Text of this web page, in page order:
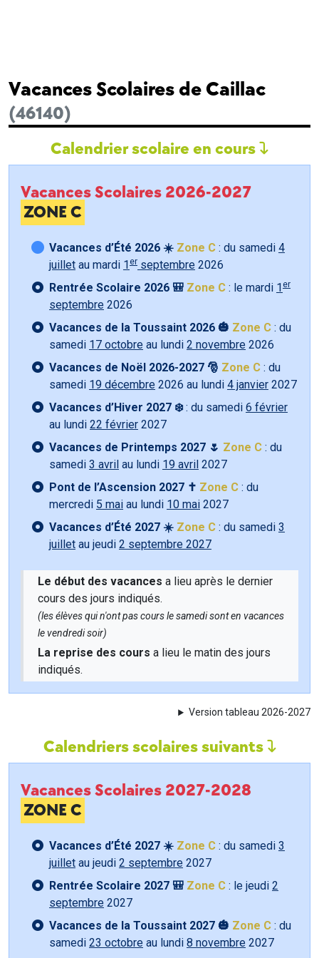
Vacances Scolaires de Caillac
(46140)
Calendrier scolaire en cours
Vacances Scolaires 2026-2027
ZONE C
Vacances d’Été 2026 ☀️ Zone C : du samedi 4
juillet au mardi 1 er septembre 2026
Rentrée Scolaire 2026 🎒 Zone C : le mardi 1 er
septembre 2026
Vacances de la Toussaint 2026 🎃 Zone C : du
samedi 17 octobre au lundi 2 novembre 2026
Vacances de Noël 2026-2027 🎅 Zone C : du
samedi 19 décembre 2026 au lundi 4 janvier 2027
Vacances d’Hiver 2027 ❄️: du samedi 6 février
au lundi 22 février 2027
Vacances de Printemps 2027 🌷 Zone C : du
samedi 3 avril au lundi 19 avril 2027
Pont de l’Ascension 2027 ✝️ Zone C : du
mercredi 5 mai au lundi 10 mai 2027
Vacances d’Été 2027 ☀️ Zone C : du samedi 3
juillet au jeudi 2 septembre 2027
Le début des vacances a lieu après le dernier
cours des jours indiqués.
(les élèves qui n'ont pas cours le samedi sont en vacances
le vendredi soir)
La reprise des cours a lieu le matin des jours
indiqués.
Version tableau 2026-2027
Calendriers scolaires suivants
Vacances Scolaires 2027-2028
ZONE C
Vacances d’Été 2027 ☀️ Zone C : du samedi 3
juillet au jeudi 2 septembre 2027
Rentrée Scolaire 2027 🎒 Zone C : le jeudi 2
septembre 2027
Vacances de la Toussaint 2027 🎃 Zone C : du
samedi 23 octobre au lundi 8 novembre 2027